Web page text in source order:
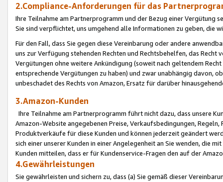
2.Compliance-Anforderungen für das
Ihre Teilnahme am Partnerprogramm und der Bezug einer Vergütung
Sie sind verpflichtet, uns umgehend alle Informationen zu geben, die
Für den Fall, dass Sie gegen diese Vereinbarung oder andere
uns zur Verfügung stehenden Rechten und Rechtsbehelfen, das
Vergütungen ohne weitere Ankündigung (soweit nach geltendem
entsprechende Vergütungen zu haben) und zwar unabhängig davon,
unbeschadet des Rechts von Amazon, Ersatz für darüber
3.Amazon-Kunden
Ihre Teilnahme am Partnerprogramm führt nicht dazu, dass unsere
Amazon-Website angegebenen Preise, Verkaufsbedingungen,
Produktverkäufe für diese Kunden und können jederzeit geändert
sich einer unserer Kunden in einer Angelegenheit an Sie wenden, die
Kunden mitteilen, dass er für Kundenservice-Fragen den auf der
4.Gewährleistungen
Sie gewährleisten und sichern zu, dass (a) Sie gemäß dieser